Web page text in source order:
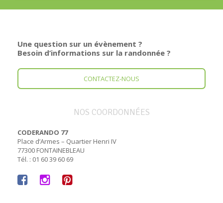
Une question sur un évènement ?
Besoin d’informations sur la randonnée ?
CONTACTEZ-NOUS
NOS COORDONNÉES
CODERANDO 77
Place d’Armes – Quartier Henri IV
77300 FONTAINEBLEAU
Tél. : 01 60 39 60 69